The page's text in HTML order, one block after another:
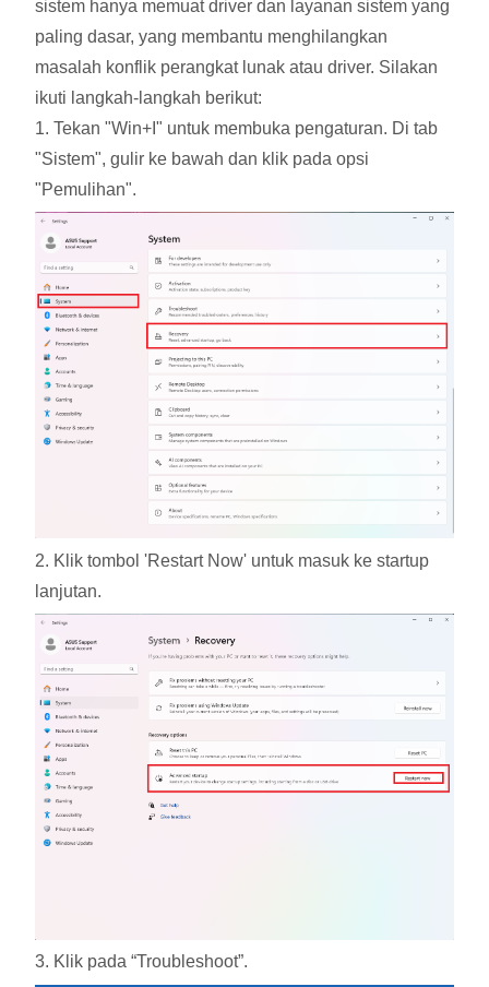
sistem hanya memuat driver dan layanan sistem yang
paling dasar, yang membantu menghilangkan
masalah konflik perangkat lunak atau driver. Silakan
ikuti langkah-langkah berikut:
1. Tekan "Win+I" untuk membuka pengaturan. Di tab
"Sistem", gulir ke bawah dan klik pada opsi
"Pemulihan".
2. Klik tombol 'Restart Now' untuk masuk ke startup
lanjutan.
3. Klik pada “Troubleshoot”.